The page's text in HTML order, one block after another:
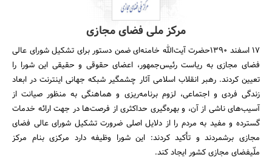
مرکز ملی فضای مجازی
17 اسفند 1390حضرت آیت‌الله خامنه‌ای ضمن دستور برای تشکیل شورای عالی
فضای مجازی به ریاست رئیس‌جمهور، اعضای حقوقی و حقیقی این شورا را
تعیین کردند. رهبر انقلاب اسلامی آثار چشمگیر شبکه جهانی اینترنت در ابعاد
زندگی فردی و اجتماعی، لزوم برنامه‌ریزی و هماهنگی به منظور صیانت از
آسیب‌های ناشی از آن، و بهره‌گیری حداکثری از فرصت‌ها در جهت ارائه خدمات
گسترده و مفید به مردم را از دلایل اصلی ضرورت تشکیل شورای عالی فضای
مجازی برشمردند و تأکید کردند: این شورا وظیفه دارد مرکزی بنام مرکز
ملّیفضای مجازی کشور ایجاد کند.